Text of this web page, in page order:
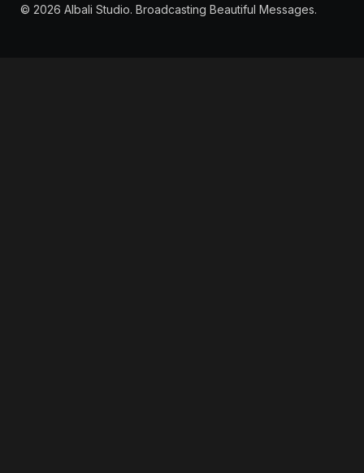
© 2026 Albali Studio. Broadcasting Beautiful Messages.